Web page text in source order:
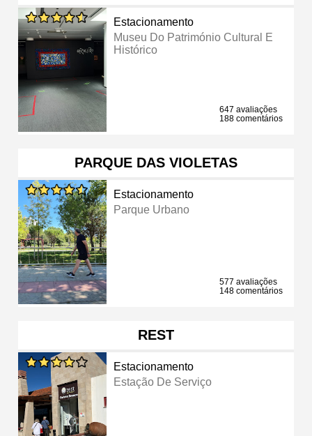
Estacionamento
Museu Do Património Cultural E
Histórico
647 avaliações
188 comentários
PARQUE DAS VIOLETAS
Estacionamento
Parque Urbano
577 avaliações
148 comentários
REST
Estacionamento
Estação De Serviço